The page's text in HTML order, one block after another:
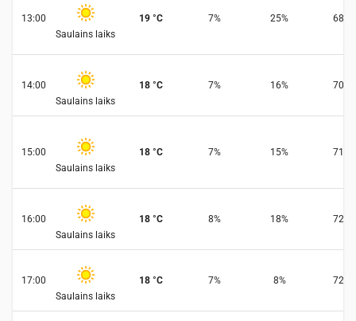
13:00
Saulains laiks
19 °C 7% 25% 68
14:00
Saulains laiks
18 °C 7% 16% 70
15:00
Saulains laiks
18 °C 7% 15% 71
16:00
Saulains laiks
18 °C 8% 18% 72
17:00
Saulains laiks
18 °C 7% 8% 72